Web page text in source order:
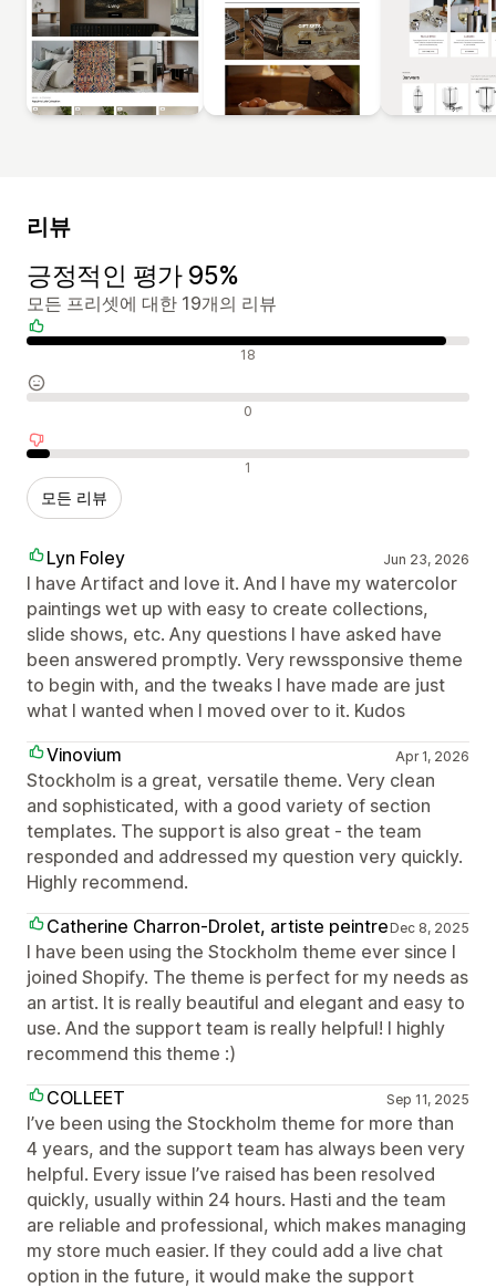
리뷰
긍정적인 평가 95%
모든 프리셋에 대한 19개의 리뷰
긍정적인 리뷰 18
중립적인 리뷰 0
부정적인 리뷰 1
모든 리뷰
Lyn Foley Jun 23, 2026
I have Artifact and love it. And I have my watercolor
paintings wet up with easy to create collections,
slide shows, etc. Any questions I have asked have
been answered promptly. Very rewssponsive theme
to begin with, and the tweaks I have made are just
what I wanted when I moved over to it. Kudos
Vinovium
Apr 1, 2026
Stockholm is a great, versatile theme. Very clean
and sophisticated, with a good variety of section
templates. The support is also great - the team
responded and addressed my question very quickly.
Highly recommend.
Catherine Charron-Drolet, artiste peintreDec 8, 2025
I have been using the Stockholm theme ever since I
joined Shopify. The theme is perfect for my needs as
an artist. It is really beautiful and elegant and easy to
use. And the support team is really helpful! I highly
recommend this theme :)
COLLEET
Sep 11, 2025
I’ve been using the Stockholm theme for more than
4 years, and the support team has always been very
helpful. Every issue I’ve raised has been resolved
quickly, usually within 24 hours. Hasti and the team
are reliable and professional, which makes managing
my store much easier. If they could add a live chat
option in the future, it would make the support